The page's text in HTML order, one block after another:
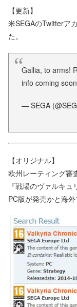
【更新】
米SEGAのTwitterア
た。
Gallia, to arms!
info coming
— SEGA
【オリジナル】
欧州レーティング審
『戦場のヴァルキ
PC版が発売かと海